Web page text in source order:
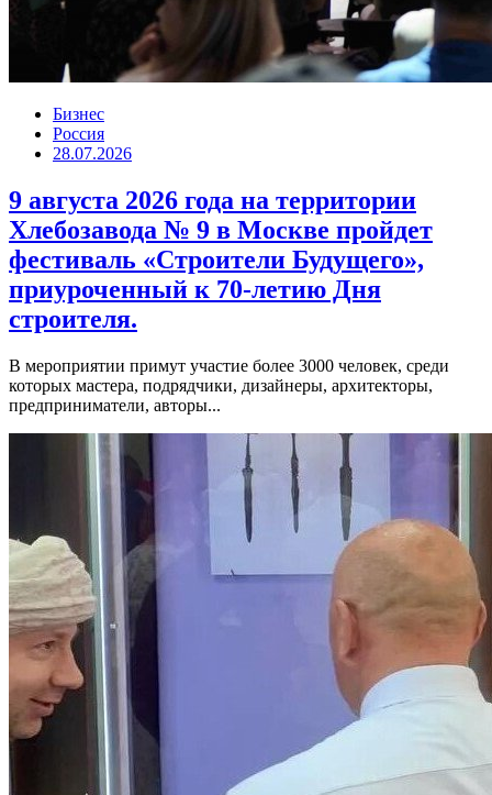
Бизнес
Россия
28.07.2026
9 августа 2026 года на территории
Хлебозавода № 9 в Москве пройдет
фестиваль «Строители Будущего»,
приуроченный к 70-летию Дня
строителя.
В мероприятии примут участие более 3000 человек, среди
которых мастера, подрядчики, дизайнеры, архитекторы,
предприниматели, авторы...